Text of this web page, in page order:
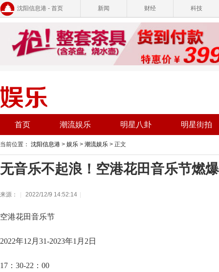
沈阳信息港 - 首页 新闻 财经 科技
首页 潮流娱乐 明星八卦 明星街拍
当前位置： 沈阳信息港 > 娱乐 > 潮流娱乐 > 正文
无音乐不起浪！空港花田音乐节燃
来源： 2022/12/9 14:52:14
空港花田音乐节
2022年12月31-2023年1月2日
17：30-22：00